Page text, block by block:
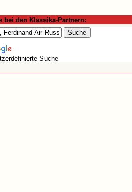
bei den Klassika-Partnern:
Suche